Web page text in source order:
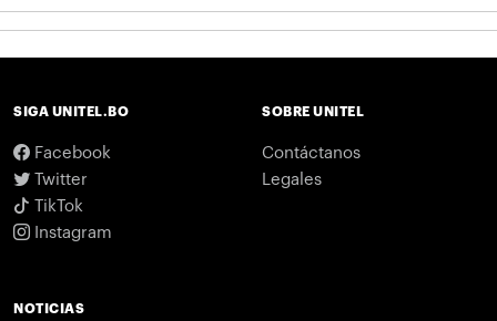
SIGA UNITEL.BO
Facebook
Twitter
TikTok
Instagram
SOBRE UNITEL
Contáctanos
Legales
NOTICIAS